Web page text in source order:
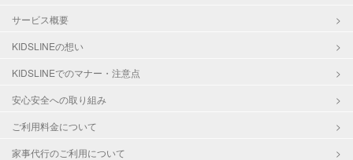
サービス概要
KIDSLINEの想い
KIDSLINEでのマナー・注意点
安心安全への取り組み
ご利用料金について
家事代行のご利用について